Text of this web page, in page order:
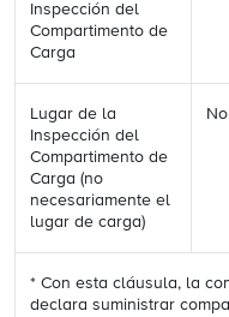
Inspección del
Compartimento de
Carga
Lugar de la
Inspección del
Compartimento de
Carga (no
necesariamente el
lugar de carga)
* Con esta cláusula, la
declara suministrar